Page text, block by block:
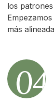
los
más
04